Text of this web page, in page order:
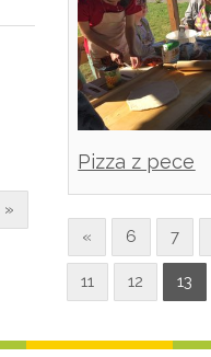
»
Pizza z pece
« 6 7
11 12 13